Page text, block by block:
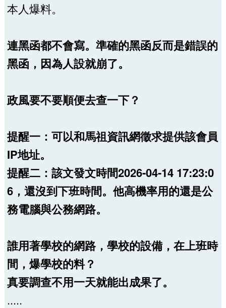
本人爆料。
連黑函都不會寫。準確的黑函反而是錯誤的
黑函，因為人設就崩了。
政風要不要順便去查一下？
提醒一：可以和馬祖資訊網徵求提供該會員
IP地址。
提醒二：該文發文時間2026-04-14 17:23:0
6，還沒到下班時間。他高機率用的還是公
務電腦與公務網路。
誰用著學校的網路，學校的設備，在上班時
間，爆學校的料？
真要調查不用一天就能出成果了。
.....